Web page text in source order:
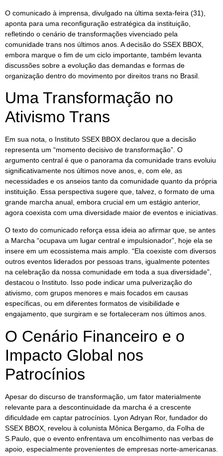
O comunicado à imprensa, divulgado na última sexta-feira (31),
aponta para uma reconfiguração estratégica da instituição,
refletindo o cenário de transformações vivenciado pela
comunidade trans nos últimos anos. A decisão do SSEX BBOX,
embora marque o fim de um ciclo importante, também levanta
discussões sobre a evolução das demandas e formas de
organização dentro do movimento por direitos trans no Brasil.
Uma Transformação no
Ativismo Trans
Em sua nota, o Instituto SSEX BBOX declarou que a decisão
representa um “momento decisivo de transformação”. O
argumento central é que o panorama da comunidade trans evoluiu
significativamente nos últimos nove anos, e, com ele, as
necessidades e os anseios tanto da comunidade quanto da própria
instituição. Essa perspectiva sugere que, talvez, o formato de uma
grande marcha anual, embora crucial em um estágio anterior,
agora coexista com uma diversidade maior de eventos e iniciativas.
O texto do comunicado reforça essa ideia ao afirmar que, se antes
a Marcha “ocupava um lugar central e impulsionador”, hoje ela se
insere em um ecossistema mais amplo. “Ela coexiste com diversos
outros eventos liderados por pessoas trans, igualmente potentes
na celebração da nossa comunidade em toda a sua diversidade”,
destacou o Instituto. Isso pode indicar uma pulverização do
ativismo, com grupos menores e mais focados em causas
específicas, ou em diferentes formatos de visibilidade e
engajamento, que surgiram e se fortaleceram nos últimos anos.
O Cenário Financeiro e o
Impacto Global nos
Patrocínios
Apesar do discurso de transformação, um fator materialmente
relevante para a descontinuidade da marcha é a crescente
dificuldade em captar patrocínios. Lyon Adryan Ror, fundador do
SSEX BBOX, revelou à colunista Mônica Bergamo, da Folha de
S.Paulo, que o evento enfrentava um encolhimento nas verbas de
apoio, especialmente provenientes de empresas norte-americanas.